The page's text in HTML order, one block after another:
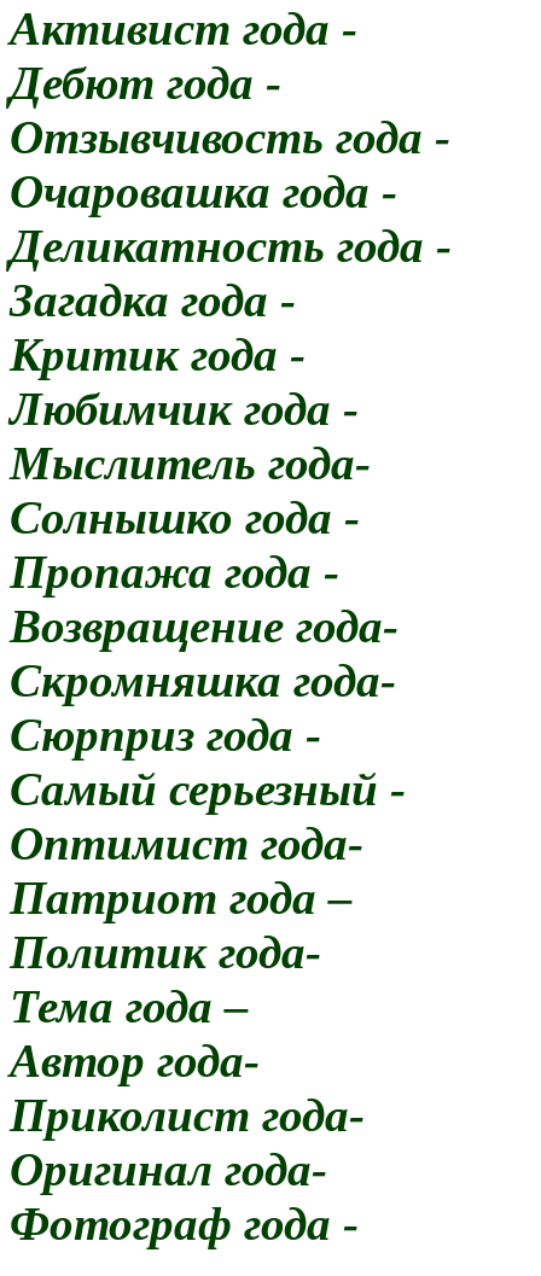
Активист года -
Дебют года -
Отзывчивость года -
Очаровашка года -
Деликатность года -
Загадка года -
Критик года -
Любимчик года -
Мыслитель года-
Солнышко года -
Пропажа года -
Возвращение года-
Скромняшка года-
Сюрприз года -
Самый серьезный -
Оптимист года-
Патриот года –
Политик года-
Тема года –
Автор года-
Приколист года-
Оригинал года-
Фотограф года -